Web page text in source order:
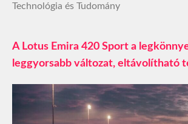
Technológia és Tudomány
A Lotus Emira 420 Sport a
leggyorsabb változat, eltávolítható